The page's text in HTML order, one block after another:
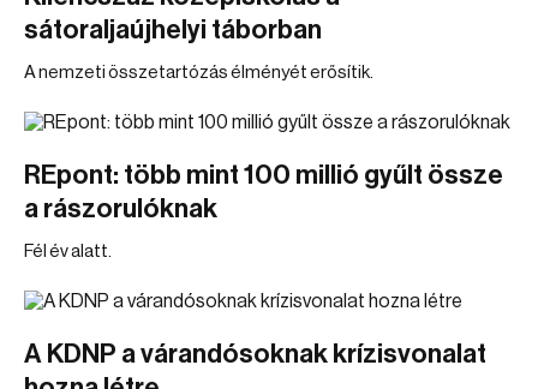
sátoraljaújhelyi táborban
A nemzeti összetartózás élményét erősítik.
REpont: több mint 100 millió gyűlt össze
a rászorulóknak
Fél év alatt.
A KDNP a várandósoknak krízisvonalat